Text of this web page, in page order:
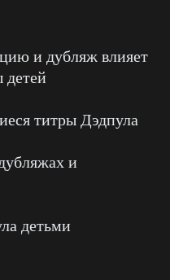
и дубляж влияет
детей
титры Дэдпула
и
детьми